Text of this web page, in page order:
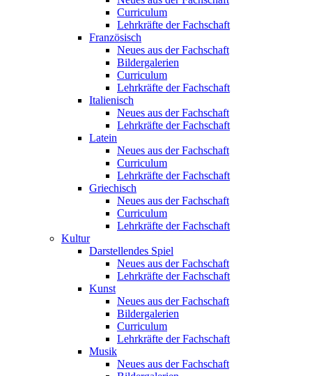
Curriculum
Lehrkräfte der Fachschaft
Französisch
Neues aus der Fachschaft
Bildergalerien
Curriculum
Lehrkräfte der Fachschaft
Italienisch
Neues aus der Fachschaft
Lehrkräfte der Fachschaft
Latein
Neues aus der Fachschaft
Curriculum
Lehrkräfte der Fachschaft
Griechisch
Neues aus der Fachschaft
Curriculum
Lehrkräfte der Fachschaft
Kultur
Darstellendes Spiel
Neues aus der Fachschaft
Lehrkräfte der Fachschaft
Kunst
Neues aus der Fachschaft
Bildergalerien
Curriculum
Lehrkräfte der Fachschaft
Musik
Neues aus der Fachschaft